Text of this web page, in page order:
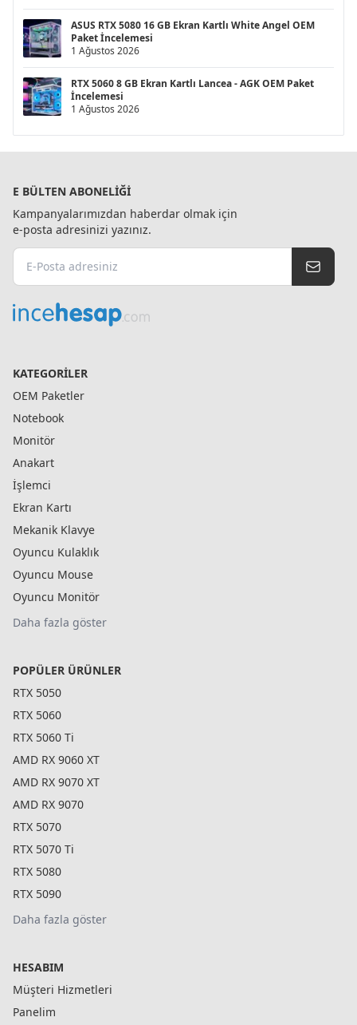
ASUS RTX 5080 16 GB Ekran Kartlı White Angel OEM
Paket İncelemesi
1 Ağustos 2026
RTX 5060 8 GB Ekran Kartlı Lancea - AGK OEM Paket
İncelemesi
1 Ağustos 2026
E BÜLTEN ABONELIĞI
Kampanyalarımızdan haberdar olmak için
e-posta adresinizi yazınız.
KATEGORILER
OEM Paketler
Notebook
Monitör
Anakart
İşlemci
Ekran Kartı
Mekanik Klavye
Oyuncu Kulaklık
Oyuncu Mouse
Oyuncu Monitör
Daha fazla göster
POPÜLER ÜRÜNLER
RTX 5050
RTX 5060
RTX 5060 Ti
AMD RX 9060 XT
AMD RX 9070 XT
AMD RX 9070
RTX 5070
RTX 5070 Ti
RTX 5080
RTX 5090
Daha fazla göster
HESABIM
Müşteri Hizmetleri
Panelim